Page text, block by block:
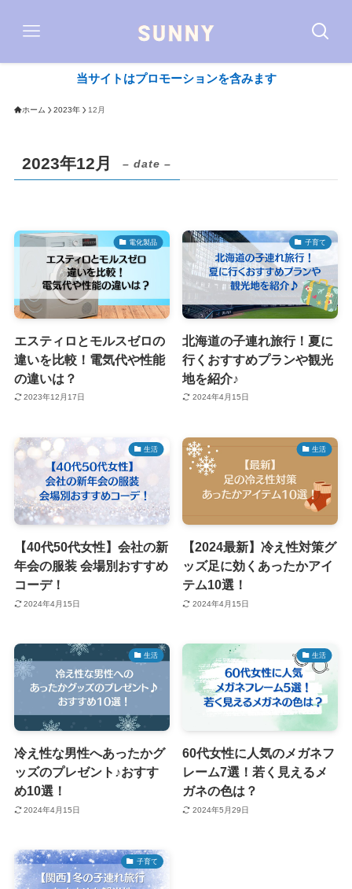
当サイトはプロモーションを含みます
ホーム 2023年 12月
2023年12月 – date –
電化製品
エスティロとモルスゼロの
違いを比較！電気代や性能
の違いは？
2023年12月17日
子育て
北海道の子連れ旅行！夏に
行くおすすめプランや観光
地を紹介♪
2024年4月15日
生活
【40代50代女性】会社の新
年会の服装 会場別おすすめ
コーデ！
2024年4月15日
生活
【2024最新】冷え性対策グ
ッズ足に効くあったかアイ
テム10選！
2024年4月15日
生活
冷え性な男性へあったかグ
ッズのプレゼント♪おすす
め10選！
2024年4月15日
生活
60代女性に人気のメガネフ
レーム7選！若く見えるメ
ガネの色は？
2024年5月29日
子育て